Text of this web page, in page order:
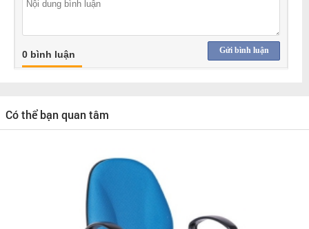
Gửi bình luận
0 bình luận
Có thể bạn quan tâm